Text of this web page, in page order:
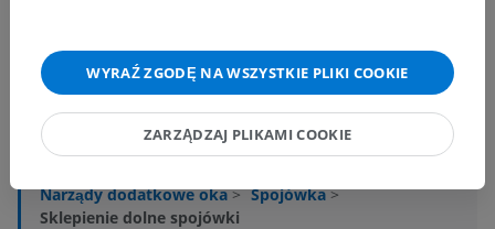
Ciało ludzkie Układy integrujące
Narządy dodatkowe oka> Spojówka>
Sklepienie dolne spojówki
WYRAŹ ZGODĘ NA WSZYSTKIE PLIKI COOKIE
ZARZĄDZAJ PLIKAMI COOKIE